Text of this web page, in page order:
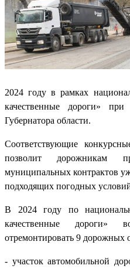
2024 году в рамках
качественные дороги»
Губернатора области.
Соответствующие
позволит дорожникам
муниципальных контрактов
подходящих погодных
В 2024 году по
качественные дороги»
отремонтировать 9 дорожных
- участок автомобильной